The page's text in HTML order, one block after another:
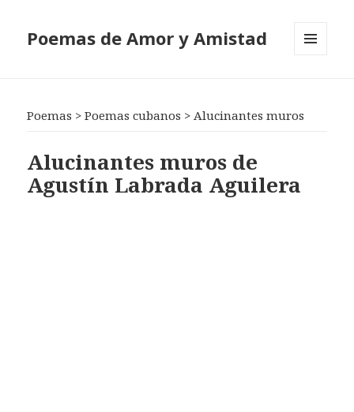
Poemas de Amor y Amistad
Poemas >Poemas cubanos >Alucinantes muros
Alucinantes muros de
Agustín Labrada Aguilera